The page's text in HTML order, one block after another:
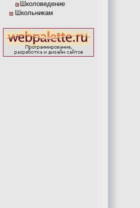
Школоведение
Школьникам